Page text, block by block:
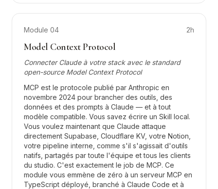
Module 04 2h
Model Context Protocol
Connecter Claude à votre stack avec le standard
open-source Model Context Protocol
MCP est le protocole publié par Anthropic en
novembre 2024 pour brancher des outils, des
données et des prompts à Claude — et à tout
modèle compatible. Vous savez écrire un Skill local.
Vous voulez maintenant que Claude attaque
directement Supabase, Cloudflare KV, votre Notion,
votre pipeline interne, comme s'il s'agissait d'outils
natifs, partagés par toute l'équipe et tous les clients
du studio. C'est exactement le job de MCP. Ce
module vous emmène de zéro à un serveur MCP en
TypeScript déployé, branché à Claude Code et à